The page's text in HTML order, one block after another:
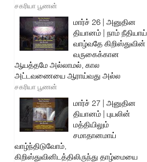
சகரியா பூணன்
மார்ச் 26 | அனுதின
தியானம் | நாம் நீதியாய்
வாழ்வதே கிறிஸ்துவின்
வருகைக்கான
ஆயத்தமே அல்லாமல், கால
அட்டவணையை ஆராய்வது அல்ல
சகரியா பூணன்
மார்ச் 27 | அனுதின
தியானம் | புயலின்
மத்தியிலும்
சமாதானமாய்
வாழ்ந்திடுவோம்,
கிறிஸ்துவினிடத்திலிருந்து தாழ்மையை